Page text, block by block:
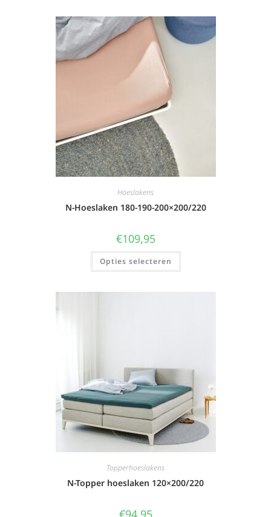
Hoeslakens
N-Hoeslaken 180-190-200×200/220
€109,95
Opties selecteren
Topperhoeslakens
N-Topper hoeslaken 120×200/220
€94,95